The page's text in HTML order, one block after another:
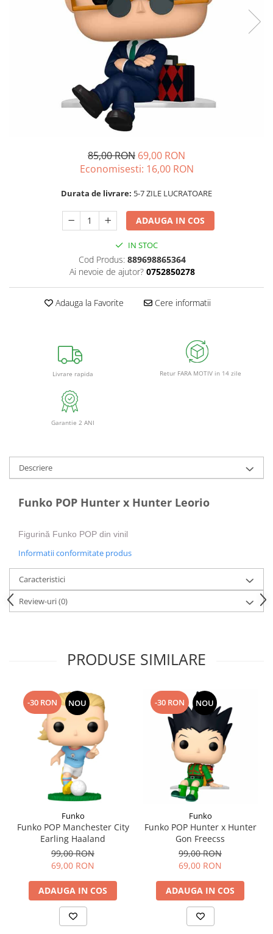
85,00 RON 69,00 RON
Economisesti: 16,00 RON
Durata de livrare: 5-7 ZILE LUCRATOARE
ADAUGA IN COS
IN STOC
Cod Produs: 889698865364
Ai nevoie de ajutor? 0752850278
Adauga la Favorite Cere informatii
Livrare rapida Retur FARA MOTIV in 14 zile
Garantie 2 ANI
Descriere
Funko POP Hunter x Hunter Leorio
Figurină Funko POP din vinil
Informatii conformitate produs
Caracteristici
Review-uri(0)
PRODUSE SIMILARE
-30 RON NOU
Funko
Funko POP Manchester City
Earling Haaland
99,00 RON
69,00 RON
ADAUGA IN COS
-30 RON NOU
Funko
Funko POP Hunter x Hunter
Gon Freecss
99,00 RON
69,00 RON
ADAUGA IN COS